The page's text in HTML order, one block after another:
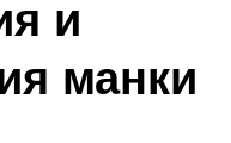
и
манки